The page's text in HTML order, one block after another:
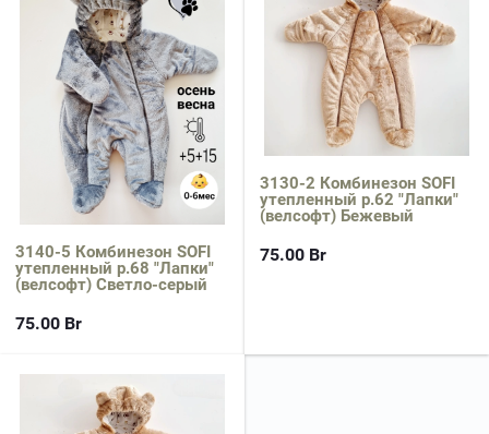
3140-5 Комбинезон SOFI
утепленный р.68 "Лапки"
(велсофт) Светло-серый
75.00 Br
3130-2 Комбинезон SOFI
утепленный р.62 "Лапки"
(велсофт) Бежевый
75.00 Br